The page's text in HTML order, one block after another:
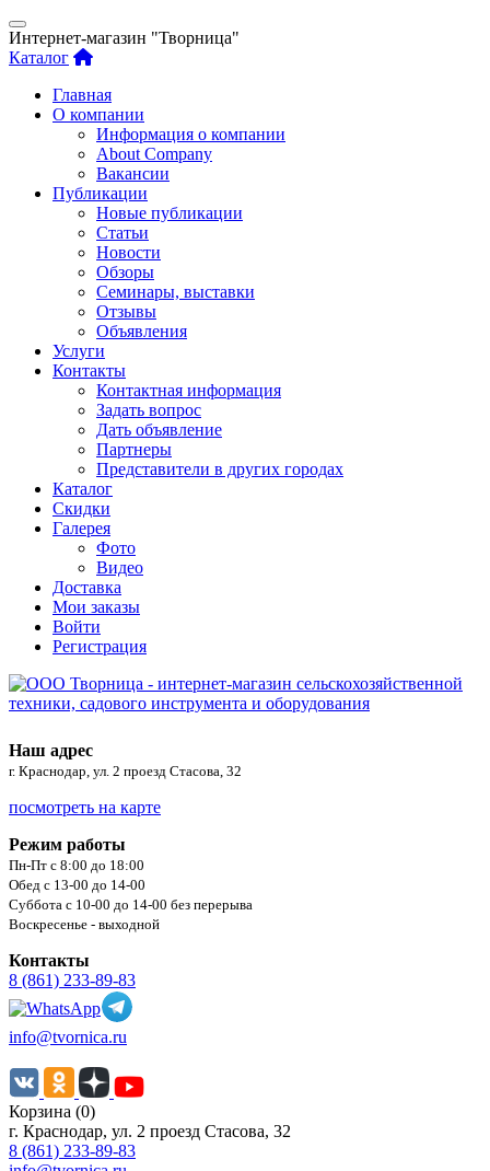
Интернет-магазин "Творница"
Каталог
Главная
О компании
Информация о компании
About Company
Вакансии
Публикации
Новые публикации
Статьи
Новости
Обзоры
Семинары, выставки
Отзывы
Объявления
Услуги
Контакты
Контактная информация
Задать вопрос
Дать объявление
Партнеры
Представители в других городах
Каталог
Скидки
Галерея
Фото
Видео
Доставка
Мои заказы
Войти
Регистрация
Наш адрес
г. Краснодар, ул. 2 проезд Стасова, 32
посмотреть на карте
Режим работы
Пн-Пт с 8:00 до 18:00
Обед с 13-00 до 14-00
Суббота с 10-00 до 14-00 без перерыва
Воскресенье - выходной
Контакты
8 (861) 233-89-83
info@tvornica.ru
Корзина (0)
г. Краснодар, ул. 2 проезд Стасова, 32
8 (861) 233-89-83